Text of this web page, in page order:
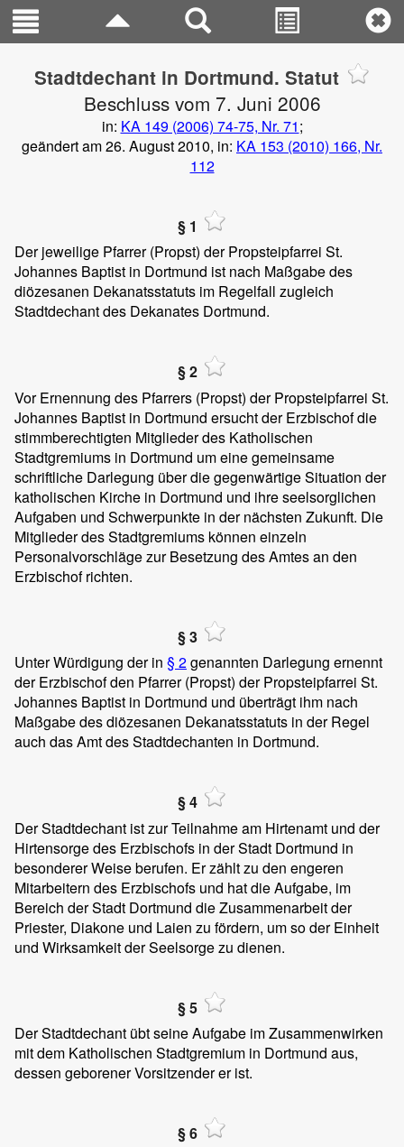
Stadtdechant in Dortmund. Statut
Beschluss vom 7. Juni 2006
in: KA 149 (2006) 74-75, Nr. 71;
geändert am 26. August 2010, in: KA 153 (2010) 166, Nr.
112
§ 1
Der jeweilige Pfarrer (Propst) der Propsteipfarrei St.
Johannes Baptist in Dortmund ist nach Maßgabe des
diözesanen Dekanatsstatuts im Regelfall zugleich
Stadtdechant des Dekanates Dortmund.
§ 2
Vor Ernennung des Pfarrers (Propst) der Propsteipfarrei St.
Johannes Baptist in Dortmund ersucht der Erzbischof die
stimmberechtigten Mitglieder des Katholischen
Stadtgremiums in Dortmund um eine gemeinsame
schriftliche Darlegung über die gegenwärtige Situation der
katholischen Kirche in Dortmund und ihre seelsorglichen
Aufgaben und Schwerpunkte in der nächsten Zukunft. Die
Mitglieder des Stadtgremiums können einzeln
Personalvorschläge zur Besetzung des Amtes an den
Erzbischof richten.
§ 3
Unter Würdigung der in § 2genannten Darlegung ernennt
der Erzbischof den Pfarrer (Propst) der Propsteipfarrei St.
Johannes Baptist in Dortmund und überträgt ihm nach
Maßgabe des diözesanen Dekanatsstatuts in der Regel
auch das Amt des Stadtdechanten in Dortmund.
§ 4
Der Stadtdechant ist zur Teilnahme am Hirtenamt und der
Hirtensorge des Erzbischofs in der Stadt Dortmund in
besonderer Weise berufen. Er zählt zu den engeren
Mitarbeitern des Erzbischofs und hat die Aufgabe, im
Bereich der Stadt Dortmund die Zusammenarbeit der
Priester, Diakone und Laien zu fördern, um so der Einheit
und Wirksamkeit der Seelsorge zu dienen.
§ 5
Der Stadtdechant übt seine Aufgabe im Zusammenwirken
mit dem Katholischen Stadtgremium in Dortmund aus,
dessen geborener Vorsitzender er ist.
§ 6